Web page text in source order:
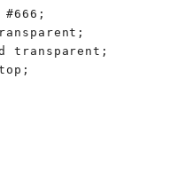
#666;
transparent;